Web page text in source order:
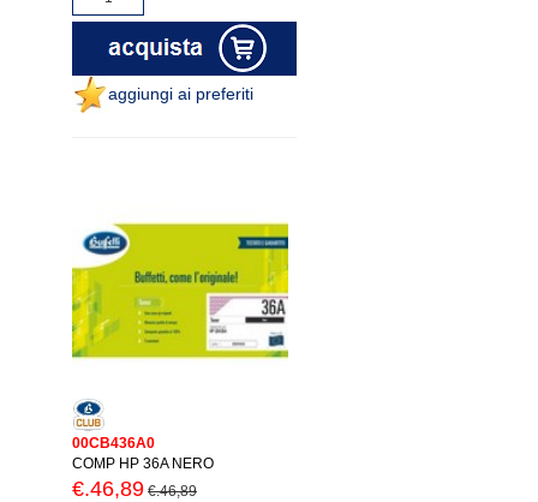
aggiungi ai preferiti
00CB436A0
COMP HP 36A NERO
€.46,89 €.46,89